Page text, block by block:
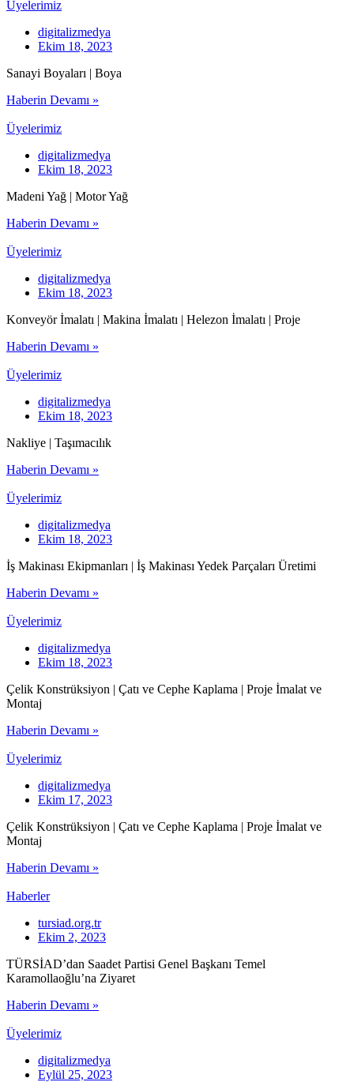
Üyelerimiz
digitalizmedya
Ekim 18, 2023
Sanayi Boyaları | Boya
Haberin Devamı »
Üyelerimiz
digitalizmedya
Ekim 18, 2023
Madeni Yağ | Motor Yağ
Haberin Devamı »
Üyelerimiz
digitalizmedya
Ekim 18, 2023
Konveyör İmalatı | Makina İmalatı | Helezon İmalatı | Proje
Haberin Devamı »
Üyelerimiz
digitalizmedya
Ekim 18, 2023
Nakliye | Taşımacılık
Haberin Devamı »
Üyelerimiz
digitalizmedya
Ekim 18, 2023
İş Makinası Ekipmanları | İş Makinası Yedek Parçaları Üretimi
Haberin Devamı »
Üyelerimiz
digitalizmedya
Ekim 18, 2023
Çelik Konstrüksiyon | Çatı ve Cephe Kaplama | Proje İmalat ve
Montaj
Haberin Devamı »
Üyelerimiz
digitalizmedya
Ekim 17, 2023
Çelik Konstrüksiyon | Çatı ve Cephe Kaplama | Proje İmalat ve
Montaj
Haberin Devamı »
Haberler
tursiad.org.tr
Ekim 2, 2023
TÜRSİAD’dan Saadet Partisi Genel Başkanı Temel
Karamollaoğlu’na Ziyaret
Haberin Devamı »
Üyelerimiz
digitalizmedya
Eylül 25, 2023